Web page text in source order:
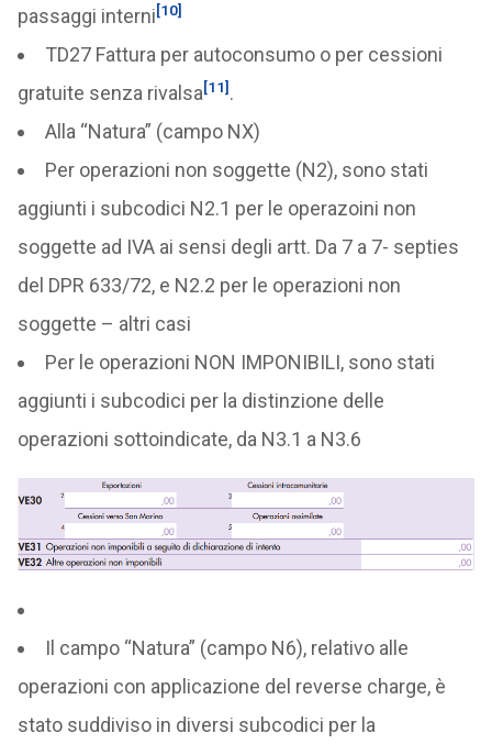
passaggi interni[10]
TD27 Fattura per autoconsumo o per cessioni
gratuite senza rivalsa[11] .
Alla “Natura” (campo NX)
Per operazioni non soggette (N2), sono stati
aggiunti i subcodici N2.1 per le operazoini non
soggette ad IVA ai sensi degli artt. Da 7 a 7- septies
del DPR 633/72, e N2.2 per le operazioni non
soggette – altri casi
Per le operazioni NON IMPONIBILI, sono stati
aggiunti i subcodici per la distinzione delle
operazioni sottoindicate, da N3.1 a N3.6
Il campo “Natura” (campo N6), relativo alle
operazioni con applicazione del reverse charge, è
stato suddiviso in diversi subcodici per la